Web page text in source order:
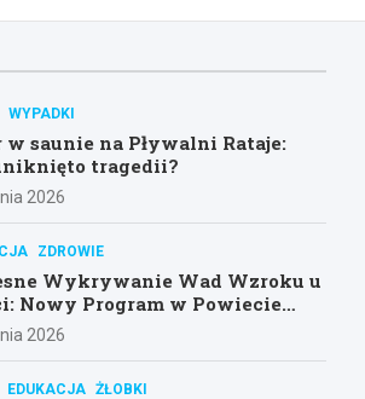
WYPADKI
w saunie na Pływalni Rataje:
tragedii?
2026
ZDROWIE
Wykrywanie Wad Wzroku u
Nowy Program w Powiecie
2026
EDUKACJA ŻŁOBKI